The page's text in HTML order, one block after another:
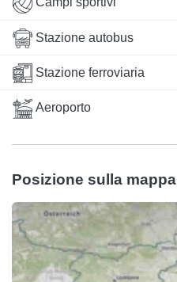
Stazione autobus
Stazione ferroviaria
Aeroporto
Posizione sulla mappa